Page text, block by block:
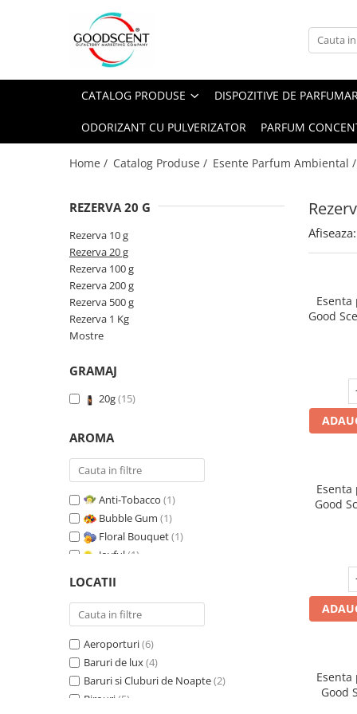
Catalog Produse
Odorizant cu Pulverizator
Dispozitive de Parfumare Ambientală
Industriale (HVAC)
Esente Parfum Ambiental
Rezerva 100 g
Rezerva 500 g
Rezerva 1 Kg
CATALOG PRODUSE DISPOZITIVE DE
ODORIZANT CU PULVERIZATOR PARFUM
Home / Catalog Produse / Esente Parfum Ambiental /
REZERVA 20 G
Rezerva 10 g
Rezerva 20 g
Rezerva 100 g
Rezerva 200 g
Rezerva 500 g
Rezerva 1 Kg
Mostre
GRAMAJ
20g(15)
AROMA
Anti-Tobacco (1)
Bubble Gum (1)
Floral Bouquet(1)
Joyful (1)
Marine Breeze
Orange & Fresh Cinnamon
Oriental Amber(1)
Pure White Musc
Red Fruit Bubble
Red Grapes(1)
Relaxing Lavender
LOCATII
Aeroporturi(6)
Baruri de lux(4)
Baruri si Cluburi de Noapte(2)
Birouri (5)
Afiseaza:
Good
Good
Good